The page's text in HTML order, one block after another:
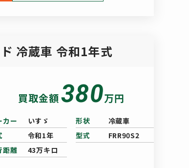
冷蔵車 令和1年式
買取金額380万円
カー いすゞ 形状
冷蔵車
令和1年 型式
FRR90S2
距離
43万キロ